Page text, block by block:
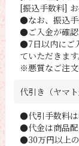
[振込手数料]
●なお、振込手
●ご入金が確認
●7日以内にご
ていただきます
※悪質なご注文
代引き（ヤマト
●代引手数料は
●代金は商品配
●30万円以上の